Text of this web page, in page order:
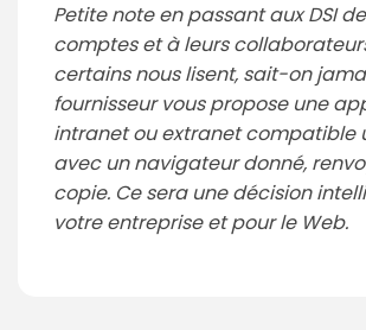
Petite note en passant aux DSI
comptes et à leurs
certains nous lisent, sait-on
fournisseur vous propose une
intranet ou extranet compatible
avec un navigateur donné,
copie. Ce sera une décision
votre entreprise et pour le Web.